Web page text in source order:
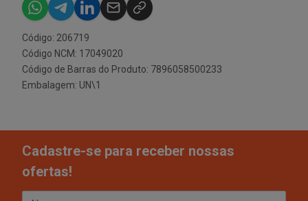
Código: 206719
Código NCM: 17049020
Código de Barras do Produto: 7896058500233
Embalagem: UN\1
Cadastre-se para receber nossas
ofertas!